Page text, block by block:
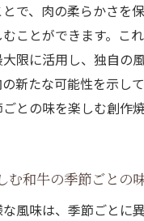
で、肉の柔らかさを
ことができます。こ
限に活用し、独自の
新たな可能性を示し
との味を楽しむ創作
む和牛の季節ごとの
風味は、季節ごとに